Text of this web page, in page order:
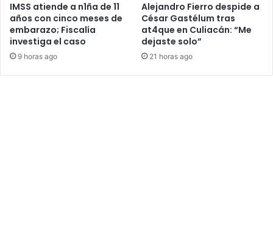
IMSS atiende a n1ña de 11
años con cinco meses de
embarazo; Fiscalía
investiga el caso
9 horas ago
Alejandro Fierro despide a
César Gastélum tras
at4que en Culiacán: “Me
dejaste solo”
21 horas ago